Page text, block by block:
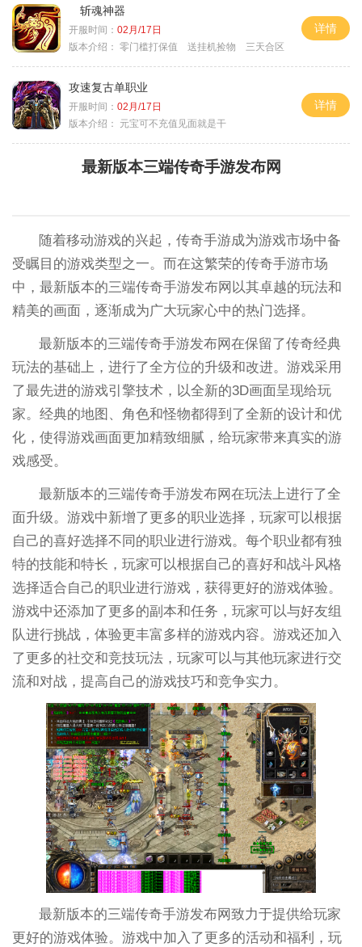
斩魂神器
开服时间： 02月/17日
版本介绍： 零门槛打保值 送挂机捡物 三天合区
详情
攻速复古单职业
开服时间： 02月/17日
版本介绍：
元宝可不充值见面就是干
详情
最新版本三端传奇手游发布网
随着移动游戏的兴起，传奇手游成为游戏市场中备
受瞩目的游戏类型之一。而在这繁荣的传奇手游市场
中，最新版本的三端传奇手游发布网以其卓越的玩法和
精美的画面，逐渐成为广大玩家心中的热门选择。
最新版本的三端传奇手游发布网在保留了传奇经典
玩法的基础上，进行了全方位的升级和改进。游戏采用
了最先进的游戏引擎技术，以全新的3D画面呈现给玩
家。经典的地图、角色和怪物都得到了全新的设计和优
化，使得游戏画面更加精致细腻，给玩家带来真实的游
戏感受。
最新版本的三端传奇手游发布网在玩法上进行了全
面升级。游戏中新增了更多的职业选择，玩家可以根据
自己的喜好选择不同的职业进行游戏。每个职业都有独
特的技能和特长，玩家可以根据自己的喜好和战斗风格
选择适合自己的职业进行游戏，获得更好的游戏体验。
游戏中还添加了更多的副本和任务，玩家可以与好友组
队进行挑战，体验更丰富多样的游戏内容。游戏还加入
了更多的社交和竞技玩法，玩家可以与其他玩家进行交
流和对战，提高自己的游戏技巧和竞争实力。
最新版本的三端传奇手游发布网致力于提供给玩家
更好的游戏体验。游戏中加入了更多的活动和福利，玩